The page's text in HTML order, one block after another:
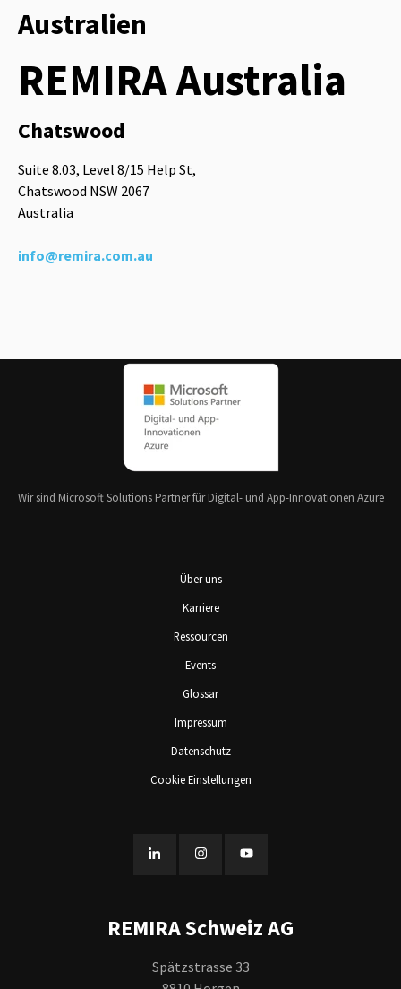
Australien
REMIRA Australia
Chatswood
Suite 8.03, Level 8/15 Help St,
Chatswood NSW 2067
Australia
info@remira.com.au
Wir sind Microsoft Solutions Partner für Digital- und App-Innovationen Azure
Über uns
Karriere
Ressourcen
Events
Glossar
Impressum
Datenschutz
Cookie Einstellungen
REMIRA Schweiz AG
Spätzstrasse 33